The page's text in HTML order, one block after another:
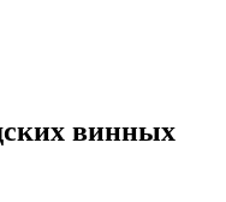
винных